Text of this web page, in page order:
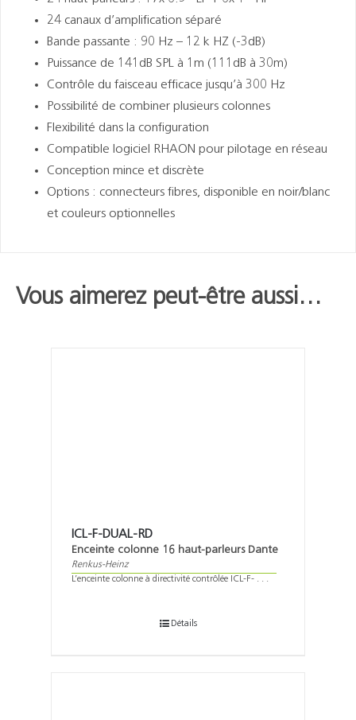
24 canaux d’amplification séparé
Bande passante : 90 Hz – 12 k HZ (-3dB)
Puissance de 141dB SPL à 1m (111dB à 30m)
Contrôle du faisceau efficace jusqu’à 300 Hz
Possibilité de combiner plusieurs colonnes
Flexibilité dans la configuration
Compatible logiciel RHAON pour pilotage en réseau
Conception mince et discrète
Options : connecteurs fibres, disponible en noir/blanc
et couleurs optionnelles
Vous aimerez peut-être aussi…
ICL-F-DUAL-RD
Enceinte colonne 16 haut-parleurs Dante
Renkus-Heinz
L’enceinte colonne à directivité contrôlée ICL-F- . . .
Détails